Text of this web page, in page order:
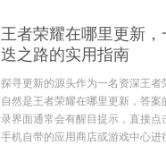
王者荣耀在哪里更新
迭之路的实用指南
探寻更新的源头作为一名资深王
自然是王者荣耀在哪里更新，答
录界面通常会有醒目提示，直接
手机自带的应用商店或游戏中心